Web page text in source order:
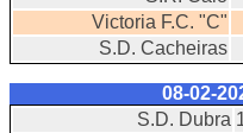
Victoria F.C. "C"
S.D. Cacheiras
08-02-
S.D. Dubra